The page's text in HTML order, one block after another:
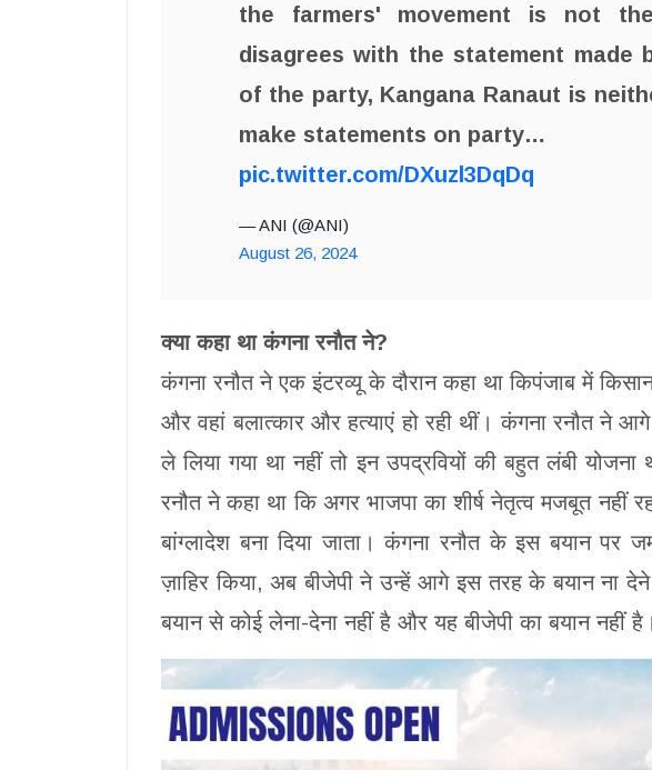
the farmers' movement is not
disagrees with the statement made
of the party, Kangana Ranaut is
make statements on party…
pic.twitter.com/DXuzl3DqDq
— ANI (@ANI)
August 26, 2024
क्या कहा था कंगना रनौत ने?
कंगना रनौत ने एक इंटरव्यू के दौरान कहा था किपंजाब में
और वहां बलात्कार और हत्याएं हो रही थीं। कंगना रनौत ने
ले लिया गया था नहीं तो इन उपद्रवियों की बहुत लंबी
रनौत ने कहा था कि अगर भाजपा का शीर्ष नेतृत्व मजबूत नहीं
बांग्लादेश बना दिया जाता। कंगना रनौत के इस बयान
ज़ाहिर किया, अब बीजेपी ने उन्हें आगे इस तरह के बयान ना देने
बयान से कोई लेना-देना नहीं है और यह बीजेपी का बयान नहीं है।